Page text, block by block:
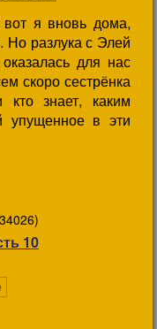
я вновь дома,
Но разлука с Элей
для нас
скоро сестрёнка
знает, каким
упущенное в эти
10